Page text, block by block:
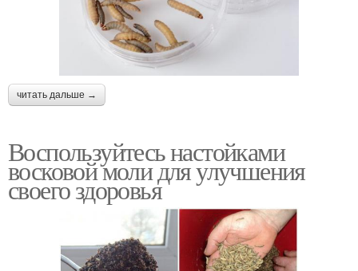
читать дальше →
Воспользуйтесь настойками
восковой моли для улучшения
своего здоровья